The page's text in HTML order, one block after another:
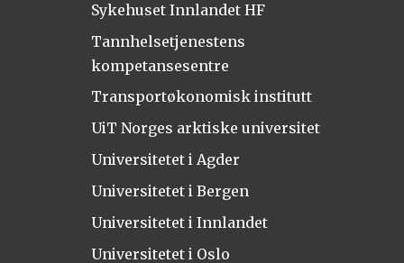
Sykehuset Innlandet HF
Tannhelsetjenestens
kompetansesentre
Transportøkonomisk institutt
UiT Norges arktiske universitet
Universitetet i Agder
Universitetet i Bergen
Universitetet i Innlandet
Universitetet i Oslo